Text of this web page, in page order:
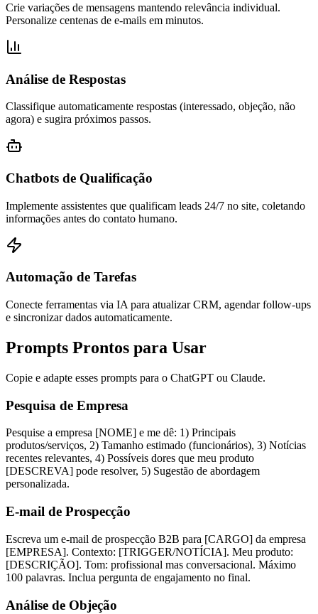
Crie variações de mensagens mantendo relevância individual.
Personalize centenas de e-mails em minutos.
Análise de Respostas
Classifique automaticamente respostas (interessado, objeção, não
agora) e sugira próximos passos.
Chatbots de Qualificação
Implemente assistentes que qualificam leads 24/7 no site, coletando
informações antes do contato humano.
Automação de Tarefas
Conecte ferramentas via IA para atualizar CRM, agendar follow-ups
e sincronizar dados automaticamente.
Prompts Prontos para Usar
Copie e adapte esses prompts para o ChatGPT ou Claude.
Pesquisa de Empresa
Pesquise a empresa [NOME] e me dê: 1) Principais
produtos/serviços, 2) Tamanho estimado (funcionários), 3) Notícias
recentes relevantes, 4) Possíveis dores que meu produto
[DESCREVA] pode resolver, 5) Sugestão de abordagem
personalizada.
E-mail de Prospecção
Escreva um e-mail de prospecção B2B para [CARGO] da empresa
[EMPRESA]. Contexto: [TRIGGER/NOTÍCIA]. Meu produto:
[DESCRIÇÃO]. Tom: profissional mas conversacional. Máximo
100 palavras. Inclua pergunta de engajamento no final.
Análise de Objeção